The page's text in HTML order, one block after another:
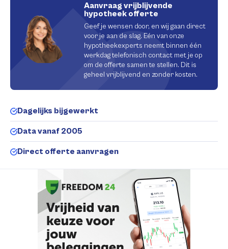
Aanvraag vrijblijvende
hypotheek offerte
Geef je wensen door, en wij gaan direct
voor je aan de slag. Eén van onze
hypotheekexperts neemt binnen één
werkdag telefonisch contact met je op
om de offerte samen te stellen. Dit is
geheel vrijblijvend en zonder kosten.
Dagelijks bijgewerkt
Data vanaf 2005
Direct offerte aanvragen